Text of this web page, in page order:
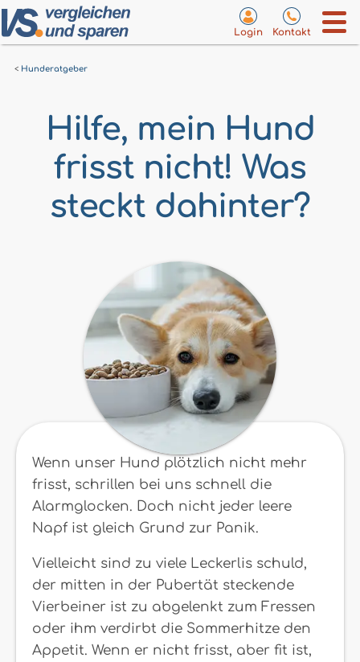
Login Kontakt
Hunderatgeber
Hilfe, mein Hund
frisst nicht! Was
steckt dahinter?
Wenn unser Hund plötzlich nicht mehr
frisst, schrillen bei uns schnell die
Alarmglocken. Doch nicht jeder leere
Napf ist gleich Grund zur Panik.
Vielleicht sind zu viele Leckerlis schuld,
der mitten in der Pubertät steckende
Vierbeiner ist zu abgelenkt zum Fressen
oder ihm verdirbt die Sommerhitze den
Appetit. Wenn er nicht frisst, aber fit ist,